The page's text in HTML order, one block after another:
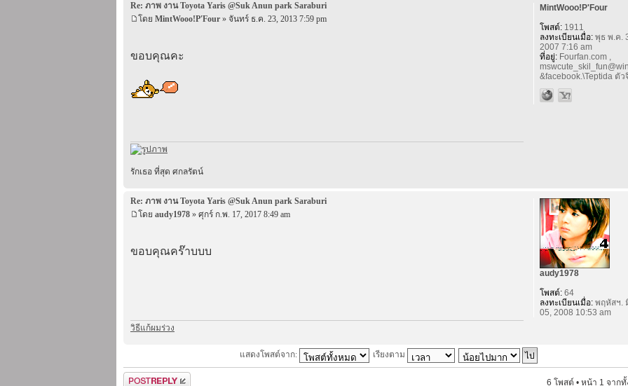
Re: ภาพ งาน Toyota Yaris @Suk Anun park Saraburi
โดย MintWooo!P'Four » จันทร์ ธ.ค. 23, 2013 7:59 pm
ขอบคุณคะ
รักเธอ ที่สุด ศกลรัตน์
MintWooo!P'Four
โพสต์:1911
ลงทะเบียนเมื่อ:พุธ พ.ค.
2007 7:16 am
ที่อยู่:Fourfan.com ,
&facebook.\Teptida ตัว
Re: ภาพ งาน Toyota Yaris @Suk Anun park Saraburi
โดย audy1978 » ศุกร์ ก.พ. 17, 2017 8:49 am
ขอบคุณคร๊าบบบ
วิธีแก้ผมร่วง
audy1978
โพสต์:64
ลงทะเบียนเมื่อ:พฤหัสฯ.
05, 2008 10:53 am
แสดงโพสต์จาก: เรียงตาม
ตอบกระทู้ 6 โพสต์ • หน้า 1 จาก